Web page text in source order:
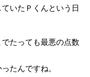
いたＰくんという日
たっても最悪の点数
たんですね。